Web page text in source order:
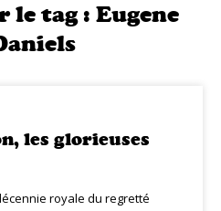
le tag : Eugene
les glorieuses
royale du regretté